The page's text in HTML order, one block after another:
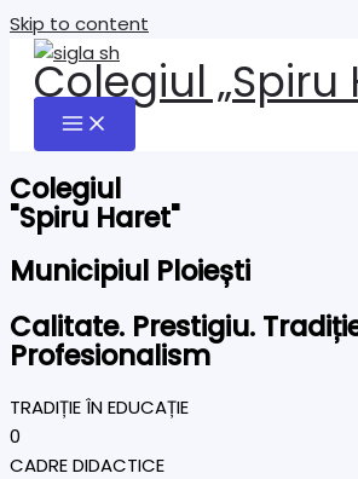
Skip to content
Colegiul „Spiru
Colegiul
"Spiru Haret"
Municipiul Ploiești
Calitate. Prestigiu.
Profesionalism
TRADIȚIE ÎN EDUCAȚIE
0
CADRE DIDACTICE